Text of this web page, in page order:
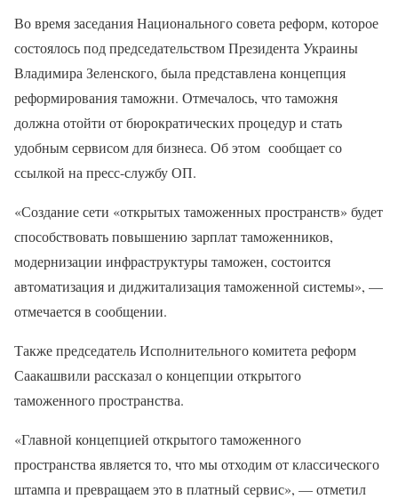
Во время заседания Национального совета реформ, которое
состоялось под председательством Президента Украины
Владимира Зеленского, была представлена концепция
реформирования таможни. Отмечалось, что таможня
должна отойти от бюрократических процедур и стать
удобным сервисом для бизнеса. Об этом сообщает со
ссылкой на пресс-службу ОП.
«Создание сети «открытых таможенных пространств» будет
способствовать повышению зарплат таможенников,
модернизации инфраструктуры таможен, состоится
автоматизация и диджитализация таможенной системы», —
отмечается в сообщении.
Также председатель Исполнительного комитета реформ
Саакашвили рассказал о концепции открытого
таможенного пространства.
«Главной концепцией открытого таможенного
пространства является то, что мы отходим от классического
штампа и превращаем это в платный сервис», — отметил